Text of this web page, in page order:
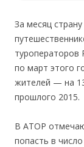
За месяц
туроператоров
по март этого
жителей — на
прошлого 2015.
В АТОР
попасть в